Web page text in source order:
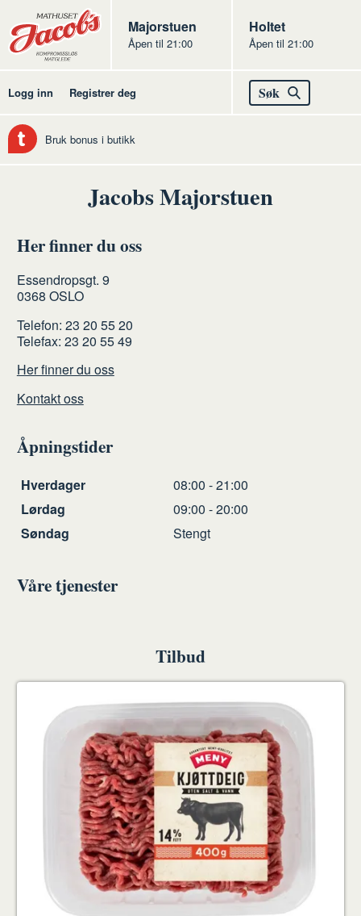
Butikker
Jacobs
Majorstuen
Åpen til 21:00
Jacobs
Holtet
Åpen til 21:00
Logg inn Registrer deg Søk
Bruk bonus i butikk
Jacobs Majorstuen
Her finner du oss
Essendropsgt. 9
0368 OSLO
Telefon: 23 20 55 20
Telefax: 23 20 55 49
Her finner du oss
Kontakt oss
Åpningstider
Åpningstider
Hverdager 08:00 -21:00
Lørdag
09:00 -20:00
Søndag
Stengt
Våre tjenester
Tilbud